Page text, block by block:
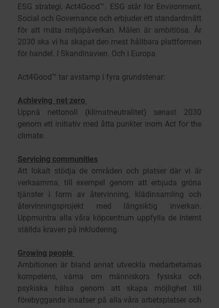
ESG strategi, Act4Good™. ESG står för Environment,
Social och Governance och erbjuder ett standardmått
för att mäta miljöpåverkan. Målen är ambitiösa. År
2030 ska vi ha skapat den mest hållbara plattformen
för handel. I Skandinavien. Och i Europa.
Act4Good™ tar avstamp i fyra grundstenar:
Achieving net zero
Uppnå nettonoll (klimatneutralitet) senast 2030
genom ett initiativ med åtta punkter inom Act for the
climate.
Servicing communities
Att lokalt stödja de områden och platser där vi är
verksamma, till exempel genom att erbjuda gröna
tjänster i form av återvinning, klädinsamling och
återvinningsprojekt med långsiktig inverkan.
Uppmuntra alla våra köpcentrum uppfylla de internt
ställda kraven på inkludering.
Growing people
Ambitionen är bland annat utveckla medarbetarnas
kompetens, värna om människors fysiska och
psykiska hälsa genom att skapa möjlighet till
förebyggande insatser på alla våra arbetsplatser och